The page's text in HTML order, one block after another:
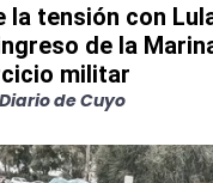
la tensión con
de la
militar
de Cuyo